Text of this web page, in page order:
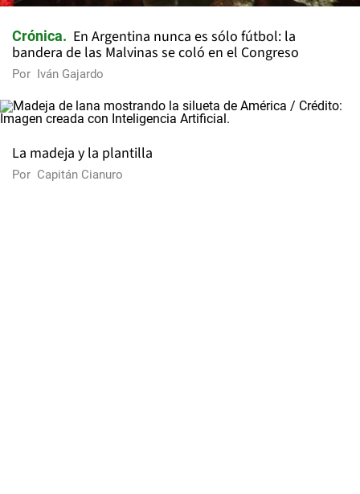
Crónica
En Argentina nunca es sólo fútbol: la
bandera de las Malvinas se coló en el Congreso
Por Iván Gajardo
La madeja y la plantilla
Por Capitán Cianuro